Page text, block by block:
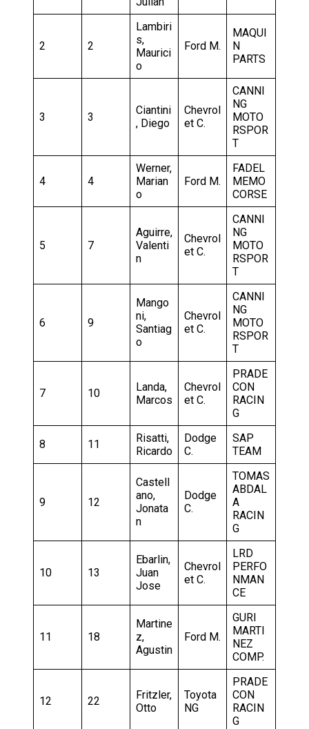
2 2
Lambiri
s,
Maurici
o
Ford M.
MAQUI
N
PARTS
3 3
Ciantini
, Diego
Chevrol
et C.
CANNI
NG
MOTO
RSPOR
T
4 4
Werner,
Marian
o
Ford M.
FADEL
MEMO
CORSE
5 7
Aguirre,
Valenti
n
Chevrol
et C.
CANNI
NG
MOTO
RSPOR
T
6 9
Mango
ni,
Santiag
o
Chevrol
et C.
CANNI
NG
MOTO
RSPOR
T
7 10
Landa,
Marcos
Chevrol
et C.
PRADE
CON
RACIN
G
8 11
Risatti,
Ricardo
Dodge
C.
SAP
TEAM
9 12
Castell
ano,
Jonata
n
Dodge
C.
TOMAS
ABDAL
A
RACIN
G
10 13
Ebarlin,
Juan
Jose
Chevrol
et C.
LRD
PERFO
NMAN
CE
11 18
Martine
z,
Agustin
Ford M.
GURI
MARTI
NEZ
COMP.
12 22
Fritzler,
Otto
Toyota
NG
PRADE
CON
RACIN
G